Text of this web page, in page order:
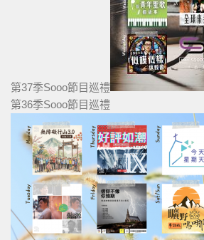
第37季Sooo節目巡禮
第36季Sooo節目巡禮